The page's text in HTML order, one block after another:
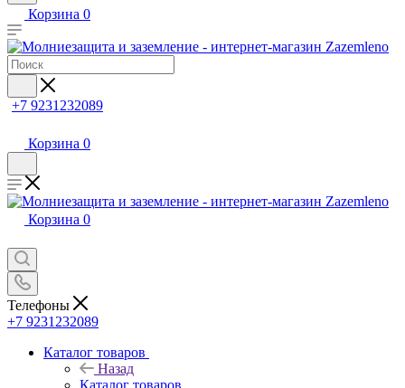
Корзина 0
+7 9231232089
Корзина 0
Корзина 0
Телефоны
+7 9231232089
Каталог товаров
Назад
Каталог товаров